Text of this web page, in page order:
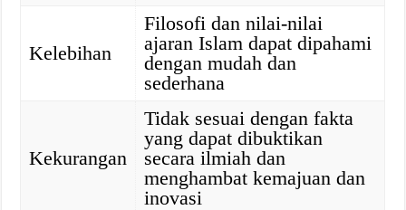
Kelebihan
Filosofi dan nilai-nilai
ajaran Islam dapat dipahami
dengan mudah dan
sederhana
Kekurangan
Tidak sesuai dengan fakta
yang dapat dibuktikan
secara ilmiah dan
menghambat kemajuan dan
inovasi